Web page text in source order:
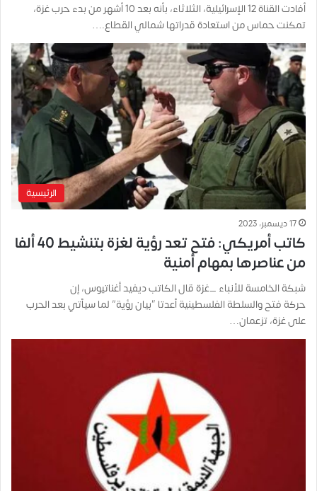
أفادت القناة 12 الإسرائيلية، الثلاثاء، بأنه بعد 10 أشهر من بدء حرب غزة،
تمكنت حماس من استعادة قدراتها شمالي القطاع.…
الرئيسية
17 ديسمبر، 2023
كاتب أمريكي: فتح تعد رؤية لغزة بتنشيط 40 ألفا
من عناصرها بمهام أمنية
شبكة الخامسة للأنباء _غزة قال الكاتب ديفيد أغناتيوس، إن
حركة فتح والسلطة الفلسطينية أعدتا “بيان رؤية” لما سيأتي بعد الحرب
على غزة، تزعمان…